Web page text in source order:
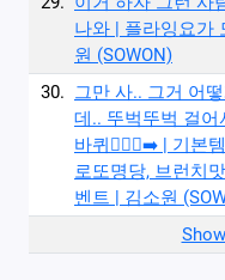
나와 | 플라잉요가
원 (SOWON)
30. 그만 사.. 그거 어
데.. 뚜벅뚜벅 걸어
바퀴🚶🏻‍♀️‍➡️ | 기본
로또명당, 브런치
벤트 | 김소원